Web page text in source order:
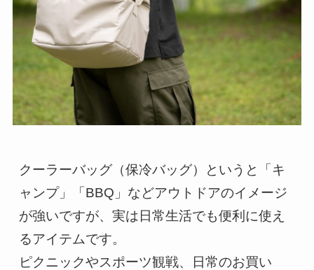
クーラーバッグ（保冷バッグ）というと「キ
ャンプ」「BBQ」などアウトドアのイメージ
が強いですが、実は日常生活でも便利に使え
るアイテムです。
ピクニックやスポーツ観戦、日常のお買い